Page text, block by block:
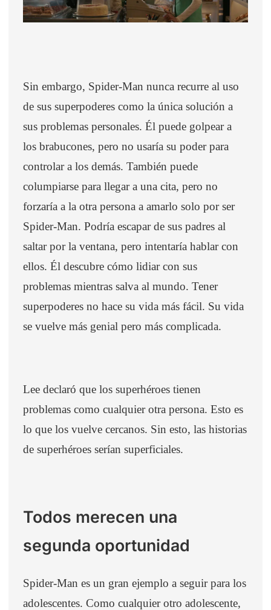
Sin embargo, Spider-Man nunca recurre al uso
de sus superpoderes como la única solución a
sus problemas personales. Él puede golpear a
los brabucones, pero no usaría su poder para
controlar a los demás. También puede
columpiarse para llegar a una cita, pero no
forzaría a la otra persona a amarlo solo por ser
Spider-Man. Podría escapar de sus padres al
saltar por la ventana, pero intentaría hablar con
ellos. Él descubre cómo lidiar con sus
problemas mientras salva al mundo. Tener
superpoderes no hace su vida más fácil. Su vida
se vuelve más genial pero más complicada.
Lee declaró que los superhéroes tienen
problemas como cualquier otra persona. Esto es
lo que los vuelve cercanos. Sin esto, las historias
de superhéroes serían superficiales.
Todos merecen una
segunda oportunidad
Spider-Man es un gran ejemplo a seguir para los
adolescentes. Como cualquier otro adolescente,